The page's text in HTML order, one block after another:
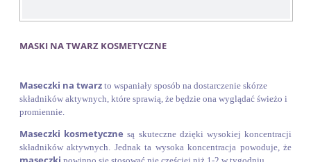
MASKI NA TWARZ KOSMETYCZNE
Maseczki na twarz to wspaniały sposób na dostarczenie skórze
składników aktywnych, które sprawią, że będzie ona wyglądać świeżo i
promiennie.
Maseczki kosmetyczne są skuteczne dzięki wysokiej koncentracji
składników aktywnych. Jednak ta wysoka koncentracja powoduje, że